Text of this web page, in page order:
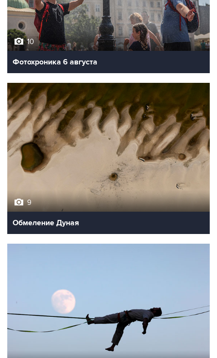
10
Фотохроника 6 августа
9
Обмеление Дуная